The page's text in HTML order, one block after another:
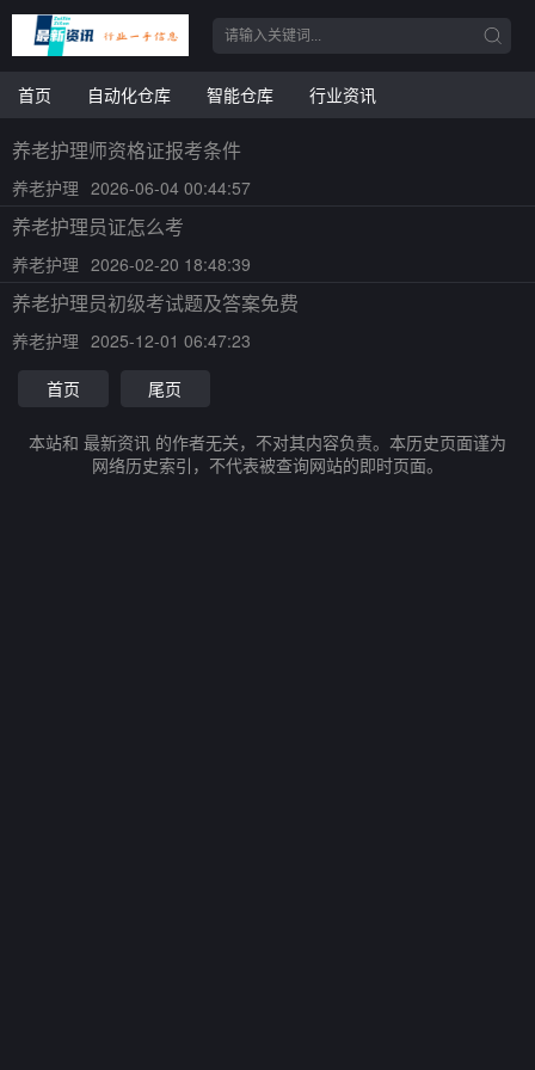
首页 自动化仓库 智能仓库 行业资讯
养老护理师资格证报考条件
养老护理 2026-06-04 00:44:57
养老护理员证怎么考
养老护理 2026-02-20 18:48:39
养老护理员初级考试题及答案免费
养老护理 2025-12-01 06:47:23
首页
尾页
本站和 最新资讯 的作者无关，不对其内容负责。本历史页面谨为
网络历史索引，不代表被查询网站的即时页面。